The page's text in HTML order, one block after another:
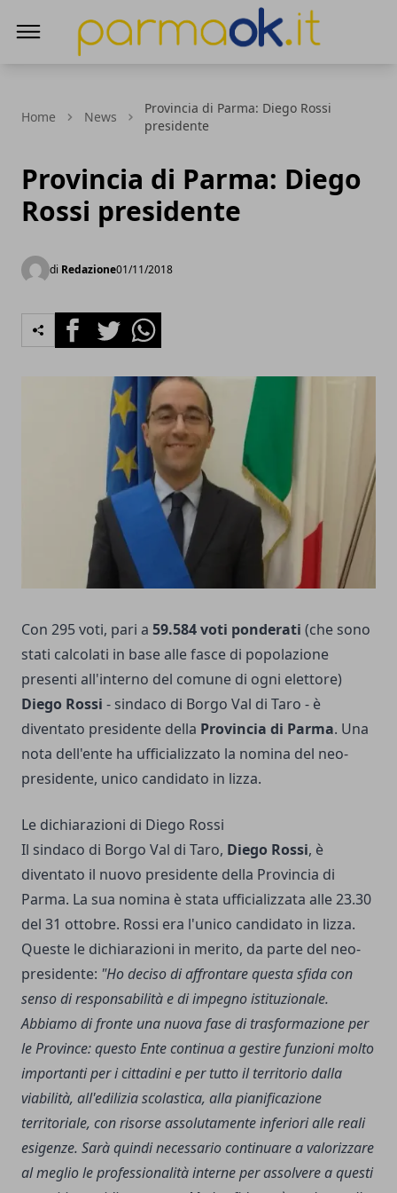
Home News
Provincia di Parma: Diego Rossi
presidente
Provincia di Parma: Diego
Rossi presidente
di Redazione01/11/2018
FacebookTwitterWhatsapp
Con 295 voti, pari a 59.584 voti ponderati (che sono
stati calcolati in base alle fasce di popolazione
presenti all'interno del comune di ogni elettore)
Diego Rossi - sindaco di Borgo Val di Taro - è
diventato presidente della Provincia di Parma. Una
nota dell'ente ha ufficializzato la nomina del neo-
presidente, unico candidato in lizza.
Le dichiarazioni di Diego Rossi
Il sindaco di Borgo Val di Taro, Diego Rossi, è
diventato il nuovo presidente della Provincia di
Parma. La sua nomina è stata ufficializzata alle 23.30
del 31 ottobre. Rossi era l'unico candidato in lizza.
Queste le dichiarazioni in merito, da parte del neo-
presidente: "Ho deciso di affrontare questa sfida con
senso di responsabilità e di impegno istituzionale.
Abbiamo di fronte una nuova fase di trasformazione per
le Province: questo Ente continua a gestire funzioni molto
importanti per i cittadini e per tutto il territorio dalla
viabilità, all'edilizia scolastica, alla pianificazione
territoriale, con risorse assolutamente inferiori alle reali
esigenze. Sarà quindi necessario continuare a valorizzare
al meglio le professionalità interne per assolvere a questi